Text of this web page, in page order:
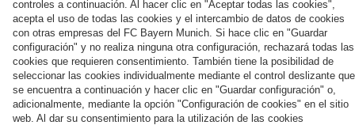
TIENDA
ONLINE
¡Disponible
la nueva
primera
equipación
para la
2025/26!
OFERTA
VENTILADOR
FC Bayern
Múnich
Tarjetas de
autógrafos
AFICIÓN
Clubs
de fans
MYFCBAYERN
Descubre tu
espacio
personal para
fans
Colaborador